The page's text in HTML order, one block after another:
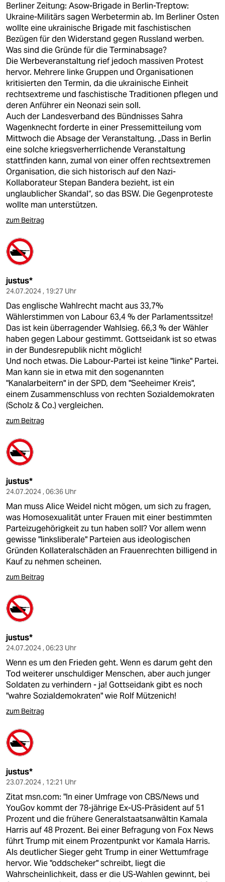
Berliner Zeitung: Asow-Brigade in Berlin-Treptow:
Ukraine-Militärs sagen Werbetermin ab. Im Berliner Osten
wollte eine ukrainische Brigade mit faschistischen
Bezügen für den Widerstand gegen Russland werben.
Was sind die Gründe für die Terminabsage?
Die Werbeveranstaltung rief jedoch massiven Protest
hervor. Mehrere linke Gruppen und Organisationen
kritisierten den Termin, da die ukrainische Einheit
rechtsextreme und faschistische Traditionen pflegen und
deren Anführer ein Neonazi sein soll.
Auch der Landesverband des Bündnisses Sahra
Wagenknecht forderte in einer Pressemitteilung vom
Mittwoch die Absage der Veranstaltung. „Dass in Berlin
eine solche kriegsverherrlichende Veranstaltung
stattfinden kann, zumal von einer offen rechtsextremen
Organisation, die sich historisch auf den Nazi-
Kollaborateur Stepan Bandera bezieht, ist ein
unglaublicher Skandal“, so das BSW. Die Gegenproteste
wollte man unterstützen.
zum Beitrag
justus*
24.07.2024 , 19:27 Uhr
Das englische Wahlrecht macht aus 33,7%
Wählerstimmen von Labour 63,4 % der Parlamentssitze!
Das ist kein überragender Wahlsieg. 66,3 % der Wähler
haben gegen Labour gestimmt. Gottseidank ist so etwas
in der Bundesrepublik nicht möglich!
Und noch etwas. Die Labour-Partei ist keine "linke" Partei.
Man kann sie in etwa mit den sogenannten
"Kanalarbeitern" in der SPD, dem "Seeheimer Kreis",
einem Zusammenschluss von rechten Sozialdemokraten
(Scholz & Co.) vergleichen.
zum Beitrag
justus*
24.07.2024 , 06:36 Uhr
Man muss Alice Weidel nicht mögen, um sich zu fragen,
was Homosexualität unter Frauen mit einer bestimmten
Parteizugehörigkeit zu tun haben soll? Vor allem wenn
gewisse "linksliberale" Parteien aus ideologischen
Gründen Kollateralschäden an Frauenrechten billigend in
Kauf zu nehmen scheinen.
zum Beitrag
justus*
24.07.2024 , 06:23 Uhr
Wenn es um den Frieden geht. Wenn es darum geht den
Tod weiterer unschuldiger Menschen, aber auch junger
Soldaten zu verhindern - ja! Gottseidank gibt es noch
"wahre Sozialdemokraten" wie Rolf Mützenich!
zum Beitrag
justus*
23.07.2024 , 12:21 Uhr
Zitat msn.com: "In einer Umfrage von CBS/News und
YouGov kommt der 78-jährige Ex-US-Präsident auf 51
Prozent und die frühere Generalstaatsanwältin Kamala
Harris auf 48 Prozent. Bei einer Befragung von Fox News
führt Trump mit einem Prozentpunkt vor Kamala Harris.
Als deutlicher Sieger geht Trump in einer Wettumfrage
hervor. Wie "oddscheker" schreibt, liegt die
Wahrscheinlichkeit, dass er die US-Wahlen gewinnt, bei